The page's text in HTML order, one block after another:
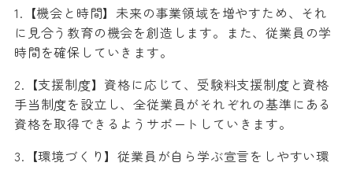
1.【機会と時間】未来の事業領域を増やすため、それ
に見合う教育の機会を創造します。また、従業員の学
時間を確保していきます。
2.【支援制度】資格に応じて、受験料支援制度と資格
手当制度を設立し、全従業員がそれぞれの基準にある
資格を取得できるようサポートしていきます。
3.【環境づくり】従業員が自ら学ぶ宣言をしやすい環